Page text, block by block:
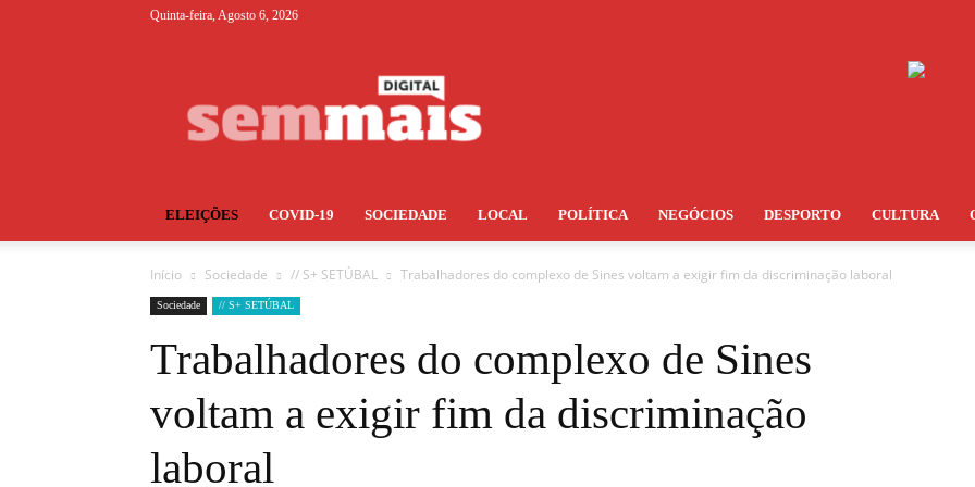
Quinta-feira, Agosto 6, 2026
ELEIÇÕES COVID-19 SOCIEDADE LOCAL POLÍTICA NEGÓCIOS DESPORTO CULTURA
Início Sociedade // S+ SETÚBAL Trabalhadores do complexo de Sines voltam a exigir fim da discriminação laboral
Sociedade // S+ SETÚBAL
Trabalhadores do complexo de Sines
voltam a exigir fim da discriminação
laboral